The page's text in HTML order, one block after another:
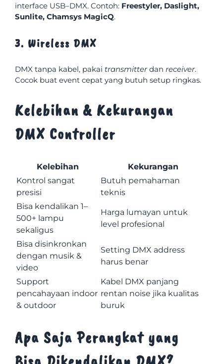
interface USB–DMX. Contoh: Freestyler, Daslight,
Sunlite, Chamsys MagicQ.
3. Wireless DMX
DMX tanpa kabel, pakai transmitterdan receiver.
Cocok buat event cepat yang butuh setup ringkas.
Kelebihan & Kekurangan
DMX Controller
Kelebihan
Kekurangan
Kontrol sangat
presisi
Butuh pemahaman
teknis
Bisa kendalikan 1–
500+ lampu
sekaligus
Harga lumayan untuk
level profesional
Bisa disinkronkan
dengan musik &
video
Setting DMX address
harus benar
Support
pencahayaan indoor
& outdoor
Kabel DMX panjang
rentan noise jika kualitas
buruk
Apa Saja Perangkat yang